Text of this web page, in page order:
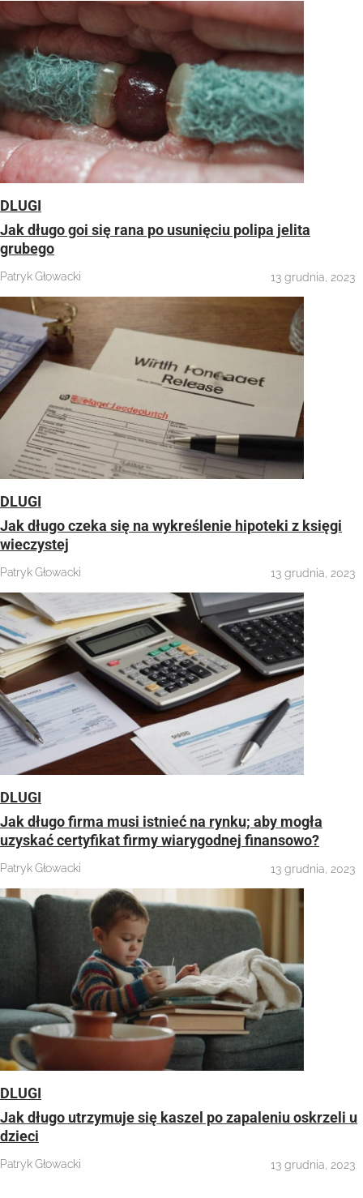
DLUGI
Jak długo goi się rana po usunięciu polipa jelita
grubego
Patryk Głowacki 13 grudnia, 2023
DLUGI
Jak długo czeka się na wykreślenie hipoteki z księgi
wieczystej
Patryk Głowacki 13 grudnia, 2023
DLUGI
Jak długo firma musi istnieć na rynku; aby mogła
uzyskać certyfikat firmy wiarygodnej finansowo?
Patryk Głowacki 13 grudnia, 2023
DLUGI
Jak długo utrzymuje się kaszel po zapaleniu oskrzeli u
dzieci
Patryk Głowacki 13 grudnia, 2023